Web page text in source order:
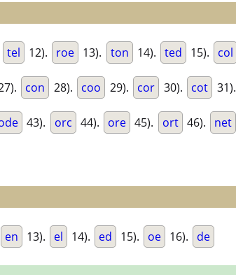
tel 12). roe 13). ton 14). ted 15). col
con 28). coo 29). cor 30). cot 31).
43). orc 44). ore 45). ort 46). net
en 13). el 14). ed 15). oe 16). de